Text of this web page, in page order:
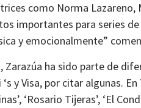
como Norma Lazareno,
importantes para series
y emocionalmente”
Zarazúa ha sido parte de
‘s y Visa, por citar algunas.
‘Rosario Tijeras’, ‘El